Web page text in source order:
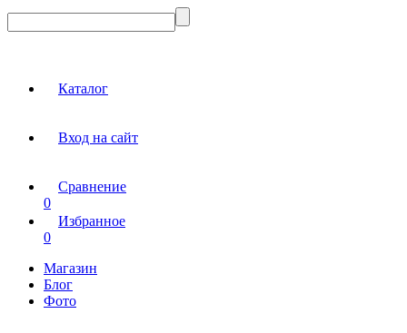
Каталог
Вход на сайт
Сравнение
0
Избранное
0
Магазин
Блог
Фото